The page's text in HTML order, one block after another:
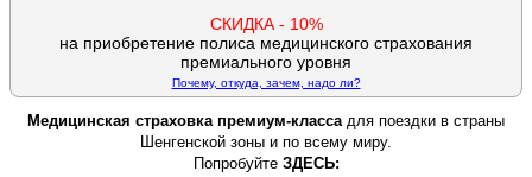
СКИДКА - 10%
на приобретение полиса медицинского страхования
премиального уровня
Почему, откуда, зачем, надо ли?
Медицинская страховка премиум-классадля поездки в страны
Шенгенской зоны и по всему миру.
Попробуйте ЗДЕСЬ: